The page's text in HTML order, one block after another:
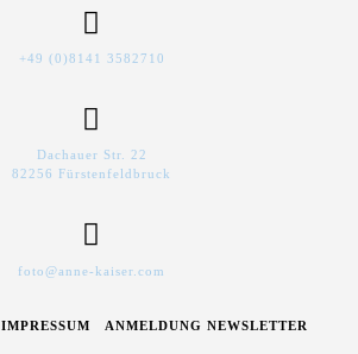
+49 (0)8141 3582710
Dachauer Str. 22
82256 Fürstenfeldbruck
foto@anne-kaiser.com
IMPRESSUM ANMELDUNG NEWSLETTER